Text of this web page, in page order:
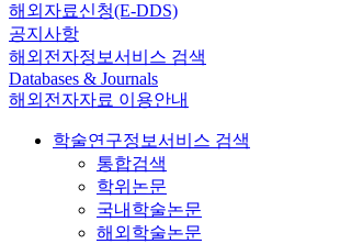
해외자료신청(E-DDS)
공지사항
해외전자정보서비스 검색
Databases & Journals
해외전자자료 이용안내
학술연구정보서비스 검색
통합검색
학위논문
국내학술논문
해외학술논문